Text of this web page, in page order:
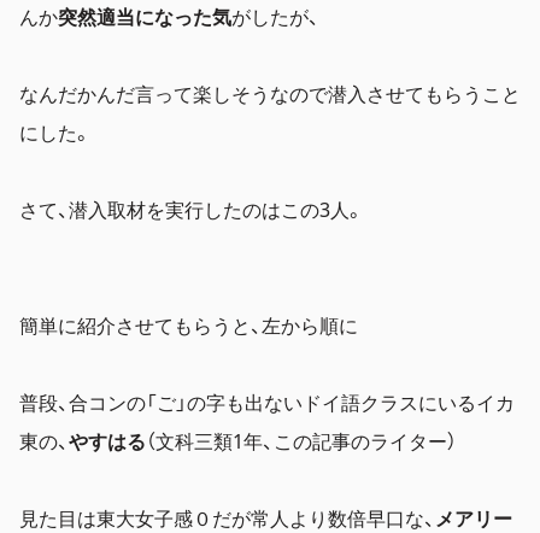
んか突然適当になった気がしたが、
なんだかんだ言って楽しそうなので潜入させてもらうこと
にした。
さて、潜入取材を実行したのはこの3人。
簡単に紹介させてもらうと、左から順に
普段、合コンの「ご」の字も出ないドイ語クラスにいるイカ
東の、やすはる（文科三類1年、この記事のライター）
見た目は東大女子感０だが常人より数倍早口な、 メアリー